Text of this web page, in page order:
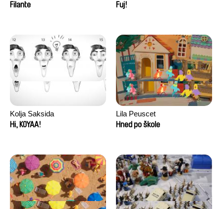
Filante
Fuj!
Kolja Saksida
Hi, KOYAA!
Lila Peuscet
Hned po škole